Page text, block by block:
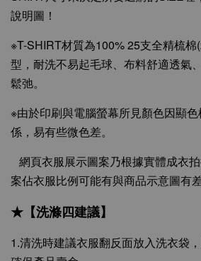
說明圖！
※T-SHIRT材質為100% 25支全精梳棉
型，耐洗不易起毛球、布料舒適透氣
鬆弛。
※由於印刷與電腦螢幕所見顏色因顯
係，易有些微色差。
網頁衣服展示圖案乃根據實體成衣
案佔衣服比例可能有與商品示意圖有
★【洗滌四建議】
1.清洗時建議衣服翻反面放入洗衣袋